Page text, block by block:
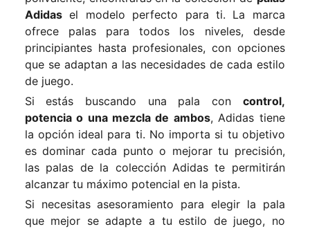
Adidasel modelo perfecto para ti. La marca
ofrece palas para todos los niveles, desde
principiantes hasta profesionales, con opciones
que se adaptan a las necesidades de cada estilo
de juego.
Si estás buscando una pala con control,
potencia o una mezcla de ambos, Adidas tiene
la opción ideal para ti. No importa si tu objetivo
es dominar cada punto o mejorar tu precisión,
las palas de la colección Adidas te permitirán
alcanzar tu máximo potencial en la pista.
Si necesitas asesoramiento para elegir la pala
que mejor se adapte a tu estilo de juego, no